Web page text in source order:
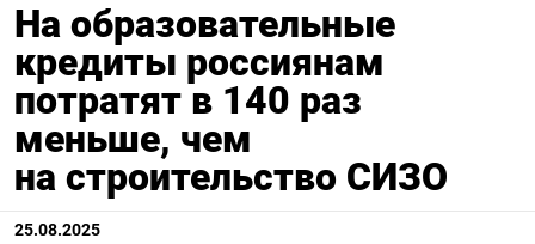
На образовательные
кредиты россиянам
потратят в 140 раз
меньше, чем
на строительство СИЗО
25.08.2025